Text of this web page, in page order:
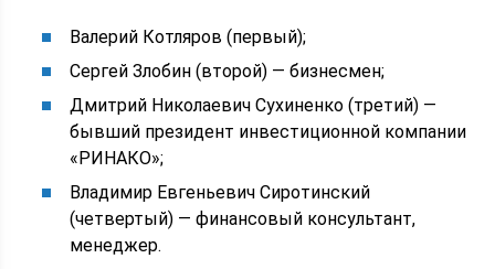
Валерий Котляров (первый);
Сергей Злобин (второй) — бизнесмен;
Дмитрий Николаевич Сухиненко (третий) —
бывший президент инвестиционной компании
«РИНАКО»;
Владимир Евгеньевич Сиротинский
(четвертый) — финансовый консультант,
менеджер.